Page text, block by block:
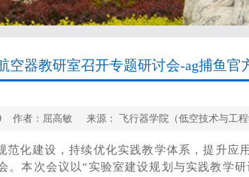
器教研室召开专题研讨会-ag捕鱼官
作者：屈高敏 来源： 飞行器学院（低空技术与工
化建设，持续优化实践教学体系，提升应
。本次会议以“实验室建设规划与实践教学